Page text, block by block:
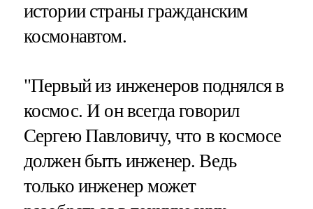
истории страны гражданским
космонавтом.
"Первый из инженеров поднялся в
космос. И он всегда говорил
Сергею Павловичу, что в космосе
должен быть инженер. Ведь
только инженер может